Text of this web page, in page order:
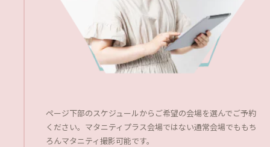
ページ下部のスケジュールからご希望の会場を選んでご予約
ください。マタニティプラス会場ではない通常会場でももち
ろんマタニティ撮影可能です。